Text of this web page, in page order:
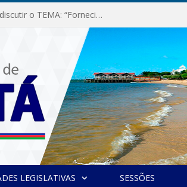
Audiência Pública que tem como objetivo discutir o TEMA: “Fornecimento de Energia Elétrica em Debate: Tarifas, Qualidade e Atendimento dos Serviços”
LEGISLATIVAS SESSÕES